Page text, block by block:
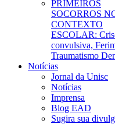
PRIMEIROS
SOCORROS
CONTEXTO
ESCOLAR:
convulsiva,
Traumatismo
Notícias
Jornal da Unisc
Notícias
Imprensa
Blog EAD
Sugira sua